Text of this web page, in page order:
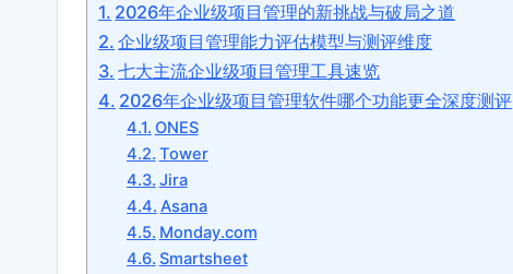
2026年企业级项目管理的新挑战与破局之道
企业级项目管理能力评估模型与测评维度
七大主流企业级项目管理工具速览
2026年企业级项目管理软件哪个功能更全深度测评
ONES
Tower
Jira
Asana
Monday.com
Smartsheet